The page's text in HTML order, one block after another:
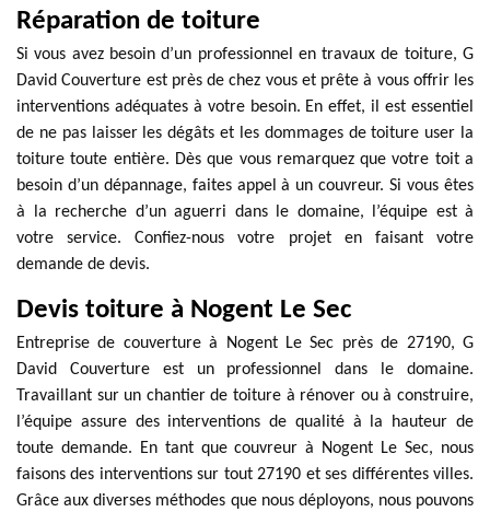
Réparation de toiture
Si vous avez besoin d’un professionnel en travaux de toiture, G
David Couverture est près de chez vous et prête à vous offrir les
interventions adéquates à votre besoin. En effet, il est essentiel
de ne pas laisser les dégâts et les dommages de toiture user la
toiture toute entière. Dès que vous remarquez que votre toit a
besoin d’un dépannage, faites appel à un couvreur. Si vous êtes
à la recherche d’un aguerri dans le domaine, l’équipe est à
votre service. Confiez-nous votre projet en faisant votre
demande de devis.
Devis toiture à Nogent Le Sec
Entreprise de couverture à Nogent Le Sec près de 27190, G
David Couverture est un professionnel dans le domaine.
Travaillant sur un chantier de toiture à rénover ou à construire,
l’équipe assure des interventions de qualité à la hauteur de
toute demande. En tant que couvreur à Nogent Le Sec, nous
faisons des interventions sur tout 27190 et ses différentes villes.
Grâce aux diverses méthodes que nous déployons, nous pouvons